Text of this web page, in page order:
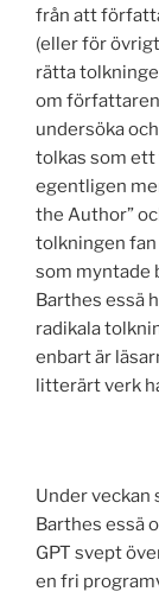
från att
(eller för
rätta
om
undersöka
tolkas som ett
egentligen
the Author”
tolkningen
som myntade
Barthes essä
radikala
enbart är
litterärt verk
Under veckan
Barthes essä
GPT svept
en fri